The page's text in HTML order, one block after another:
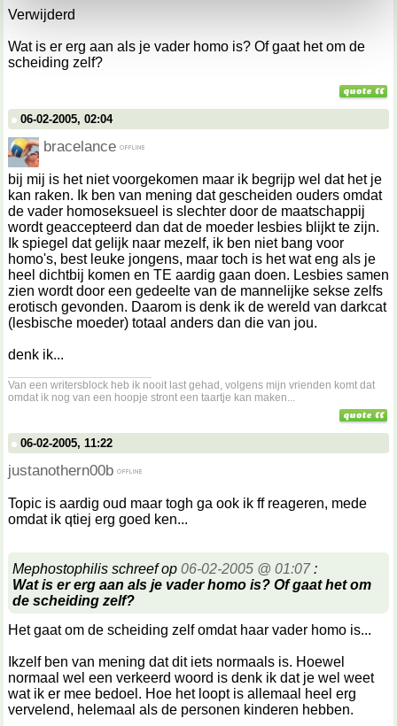
kunnen ontvangen en verwerken.
Verwijderd
Wat is er erg aan als je vader homo is? Of gaat het om de
scheiding zelf?
06-02-2005, 02:04
bracelance
bij mij is het niet voorgekomen maar ik begrijp wel dat het je
kan raken. Ik ben van mening dat gescheiden ouders omdat
de vader homoseksueel is slechter door de maatschappij
wordt geaccepteerd dan dat de moeder lesbies blijkt te zijn.
Ik spiegel dat gelijk naar mezelf, ik ben niet bang voor
homo's, best leuke jongens, maar toch is het wat eng als je
heel dichtbij komen en TE aardig gaan doen. Lesbies samen
zien wordt door een gedeelte van de mannelijke sekse zelfs
erotisch gevonden. Daarom is denk ik de wereld van darkcat
(lesbische moeder) totaal anders dan die van jou.
denk ik...
Van een writersblock heb ik nooit last gehad, volgens mijn vrienden komt dat
omdat ik nog van een hoopje stront een taartje kan maken...
06-02-2005, 11:22
justanothern00b
Topic is aardig oud maar togh ga ook ik ff reageren, mede
omdat ik qtiej erg goed ken...
Mephostophilis schreef op 06-02-2005 @ 01:07:
Wat is er erg aan als je vader homo is? Of gaat het om
de scheiding zelf?
Het gaat om de scheiding zelf omdat haar vader homo is...
Ikzelf ben van mening dat dit iets normaals is. Hoewel
normaal wel een verkeerd woord is denk ik dat je wel weet
wat ik er mee bedoel. Hoe het loopt is allemaal heel erg
vervelend, helemaal als de personen kinderen hebben.